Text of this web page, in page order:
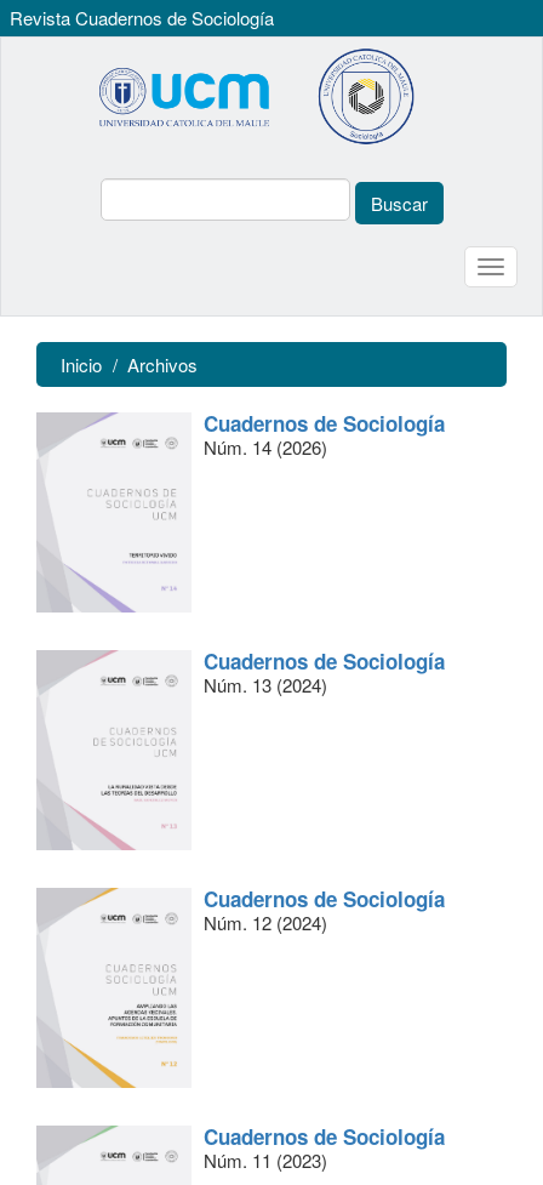
Revista Cuadernos de Sociología
principal
Contenido
principal
Buscar
Toggle
Inicio Archivos
Cuadernos de Sociología
Núm. 14 (2026)
Cuadernos de Sociología
Núm. 13 (2024)
Cuadernos de Sociología
Núm. 12 (2024)
Cuadernos de Sociología
Núm. 11 (2023)